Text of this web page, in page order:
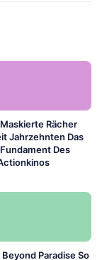
Rächer
Jahrzehnten Das
Des
Paradise So